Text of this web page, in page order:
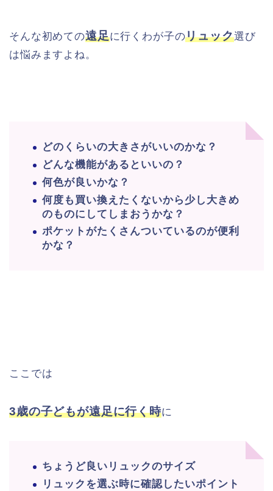
そんな初めての遠足に行くわが子のリュック選び
は悩みますよね。
どのくらいの大きさがいいのかな？
どんな機能があるといいの？
何色が良いかな？
何度も買い換えたくないから少し大きめ
のものにしてしまおうかな？
ポケットがたくさんついているのが便利
かな？
ここでは
3歳の子どもが遠足に行く時に
ちょうど良いリュックのサイズ
リュックを選ぶ時に確認したいポイント